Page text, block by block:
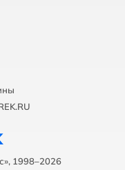
1998–2026